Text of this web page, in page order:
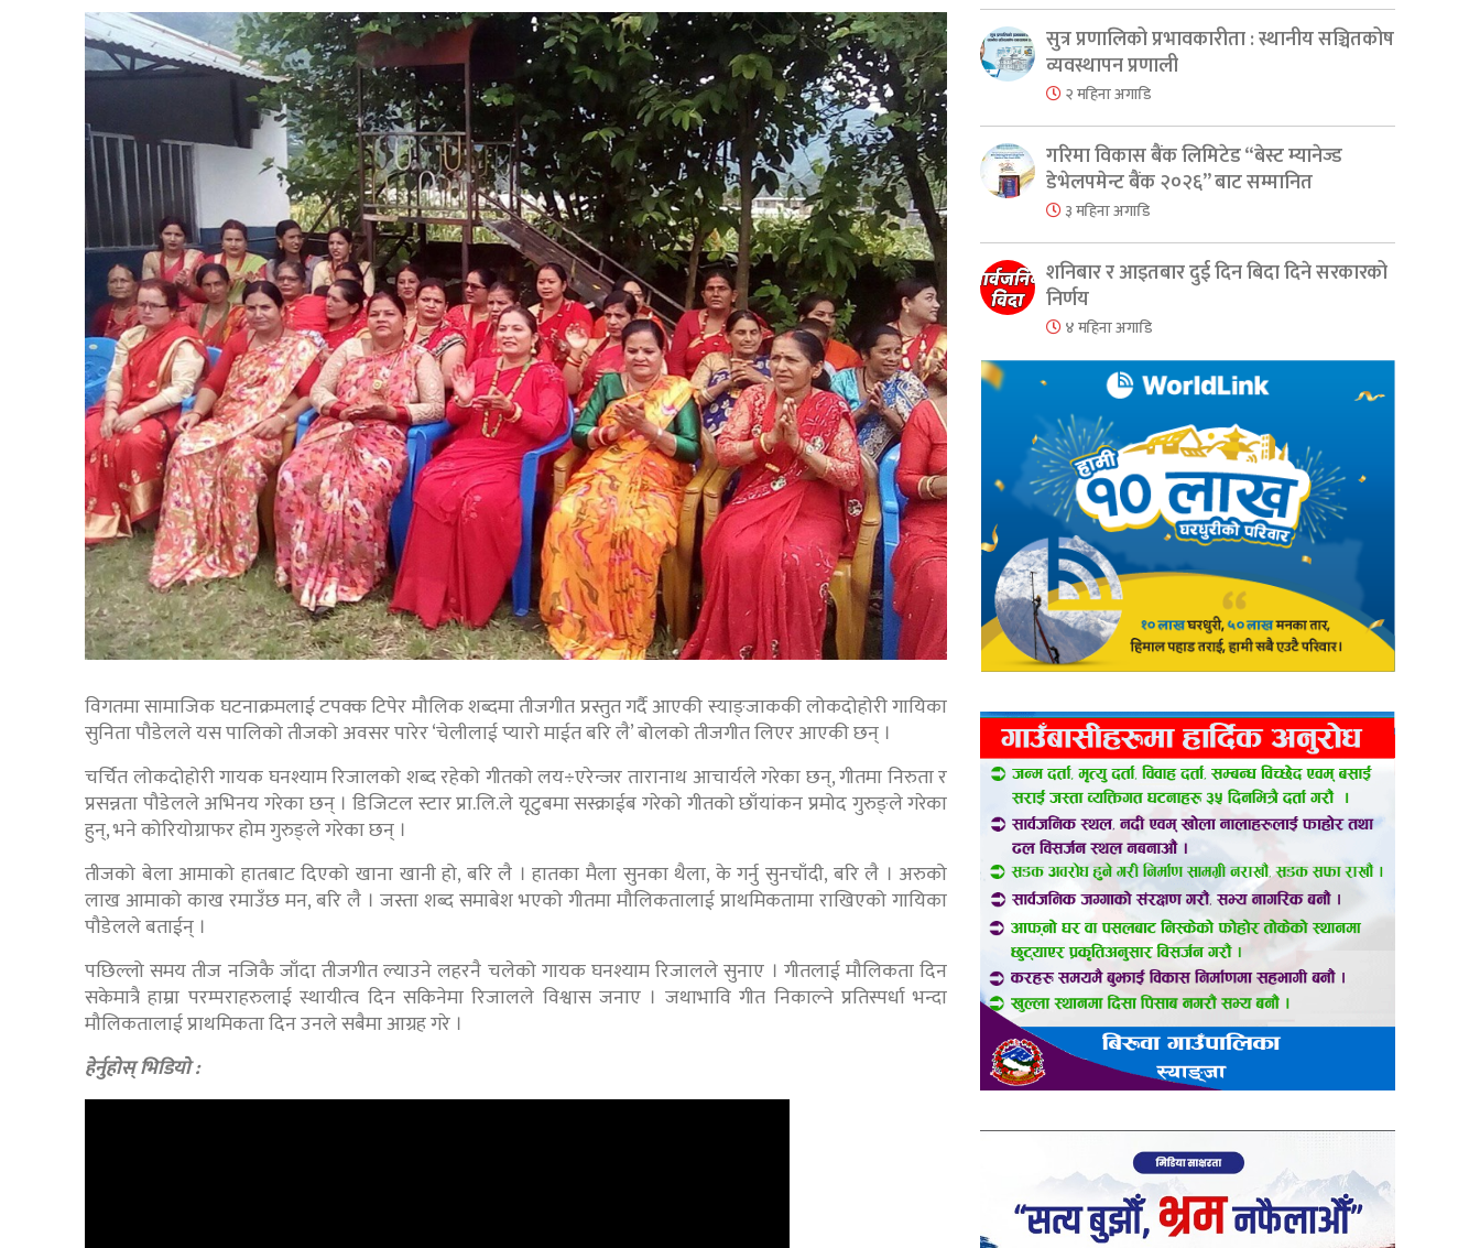
विगतमा सामाजिक घटनाक्रमलाई टपक्क टिपेर मौलिक शब्दमा तीजगीत प्रस्तुत गर्दै आएकी स्याङ्जाककी लोकदोहोरी गायिका
सुनिता पौडेलले यस पालिको तीजको अवसर पारेर ‘चेलीलाई प्यारो माईत बरि लै’ बोलको तीजगीत लिएर आएकी छन् ।
चर्चित लोकदोहोरी गायक घनश्याम रिजालको शब्द रहेको गीतको लय÷एरेन्जर तारानाथ आचार्यले गरेका छन्, गीतमा निरुता र
प्रसन्नता पौडेलले अभिनय गरेका छन् । डिजिटल स्टार प्रा.लि.ले यूटुबमा सस्क्राईब गरेको गीतको छाँयांकन प्रमोद गुरुङ्ले गरेका
हुन्, भने कोरियोग्राफर होम गुरुङ्ले गरेका छन् ।
तीजको बेला आमाको हातबाट दिएको खाना खानी हो, बरि लै । हातका मैला सुनका थैला, के गर्नु सुनचाँदी, बरि लै । अरुको
लाख आमाको काख रमाउँछ मन, बरि लै । जस्ता शब्द समाबेश भएको गीतमा मौलिकतालाई प्राथमिकतामा राखिएको गायिका
पौडेलले बताईन् ।
पछिल्लो समय तीज नजिकै जाँदा तीजगीत ल्याउने लहरनै चलेको गायक घनश्याम रिजालले सुनाए । गीतलाई मौलिकता दिन
सकेमात्रै हाम्रा परम्पराहरुलाई स्थायीत्व दिन सकिनेमा रिजालले विश्वास जनाए । जथाभावि गीत निकाल्ने प्रतिस्पर्धा भन्दा
मौलिकतालाई प्राथमिकता दिन उनले सबैमा आग्रह गरे ।
हेर्नुहोस् भिडियो :
सुत्र प्रणालिको प्रभावकारीता : स्थानीय सञ्चितकोष
व्यवस्थापन प्रणाली
२ महिना अगाडि
गरिमा विकास बैंक लिमिटेड “बेस्ट म्यानेज्ड
डेभेलपमेन्ट बैंक २०२६” बाट सम्मानित
३ महिना अगाडि
शनिबार र आइतबार दुई दिन बिदा दिने सरकारको
निर्णय
४ महिना अगाडि